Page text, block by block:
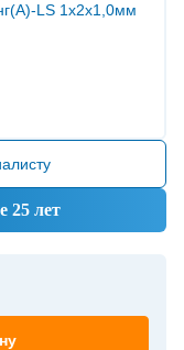
LS 1х2х1,0мм
25 лет